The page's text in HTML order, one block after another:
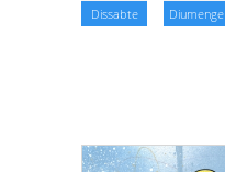
Dissabte Diumenge